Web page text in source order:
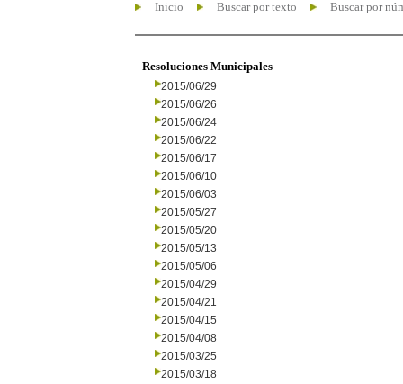
Inicio Buscar por texto Buscar por
Resoluciones Municipales
2015/06/29
2015/06/26
2015/06/24
2015/06/22
2015/06/17
2015/06/10
2015/06/03
2015/05/27
2015/05/20
2015/05/13
2015/05/06
2015/04/29
2015/04/21
2015/04/15
2015/04/08
2015/03/25
2015/03/18